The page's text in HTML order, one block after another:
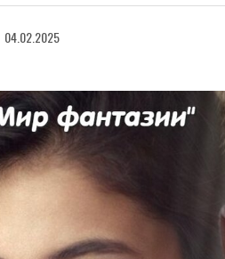
04.02.2025